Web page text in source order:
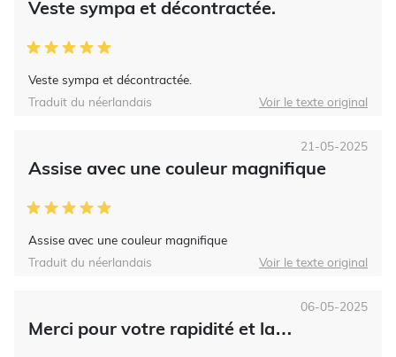
Veste sympa et décontractée.
Veste sympa et décontractée.
Traduit du néerlandais Voir le texte original
Assise avec une couleur magnifique
Assise avec une couleur magnifique
21-05-2025
Traduit du néerlandais Voir le texte original
Merci pour votre rapidité et la…
06-05-2025